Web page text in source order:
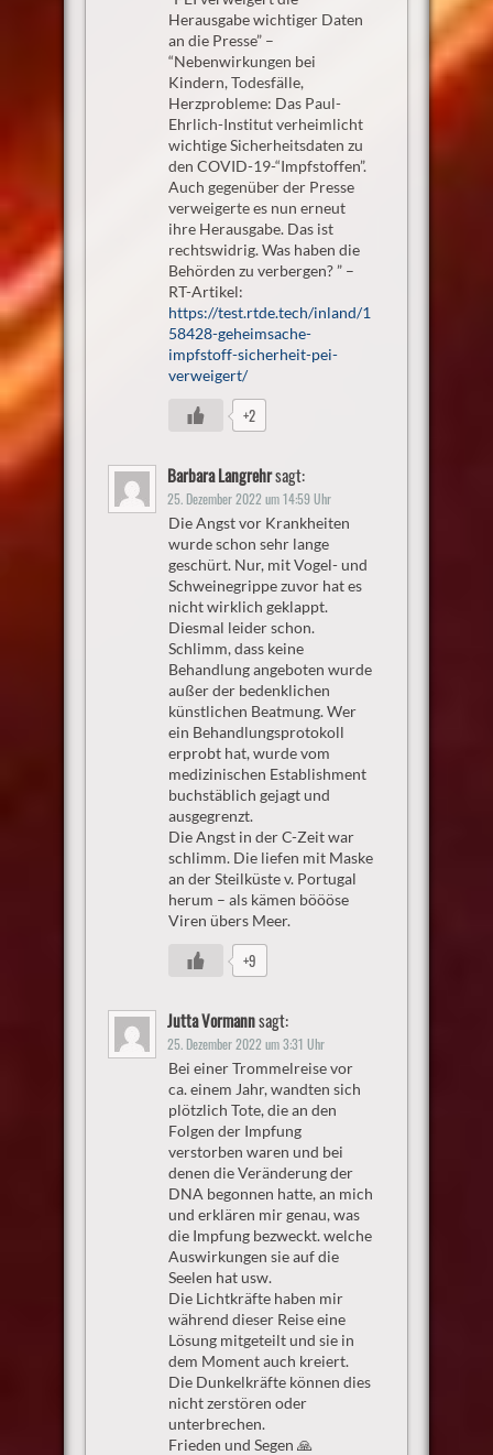
Herausgabe wichtiger Daten
an die Presse” –
“Nebenwirkungen bei
Kindern, Todesfälle,
Herzprobleme: Das Paul-
Ehrlich-Institut verheimlicht
wichtige Sicherheitsdaten zu
den COVID-19-“Impfstoffen”.
Auch gegenüber der Presse
verweigerte es nun erneut
ihre Herausgabe. Das ist
rechtswidrig. Was haben die
Behörden zu verbergen? ” –
RT-Artikel:
https://test.rtde.tech/inland/1
58428-geheimsache-
impfstoff-sicherheit-pei-
verweigert/
+2
Barbara Langrehrsagt:
25. Dezember 2022 um 14:59 Uhr
Die Angst vor Krankheiten
wurde schon sehr lange
geschürt. Nur, mit Vogel- und
Schweinegrippe zuvor hat es
nicht wirklich geklappt.
Diesmal leider schon.
Schlimm, dass keine
Behandlung angeboten wurde
außer der bedenklichen
künstlichen Beatmung. Wer
ein Behandlungsprotokoll
erprobt hat, wurde vom
medizinischen Establishment
buchstäblich gejagt und
ausgegrenzt.
Die Angst in der C-Zeit war
schlimm. Die liefen mit Maske
an der Steilküste v. Portugal
herum – als kämen böööse
Viren übers Meer.
+9
Jutta Vormannsagt:
25. Dezember 2022 um 3:31 Uhr
Bei einer Trommelreise vor
ca. einem Jahr, wandten sich
plötzlich Tote, die an den
Folgen der Impfung
verstorben waren und bei
denen die Veränderung der
DNA begonnen hatte, an mich
und erklären mir genau, was
die Impfung bezweckt. welche
Auswirkungen sie auf die
Seelen hat usw.
Die Lichtkräfte haben mir
während dieser Reise eine
Lösung mitgeteilt und sie in
dem Moment auch kreiert.
Die Dunkelkräfte können dies
nicht zerstören oder
unterbrechen.
Frieden und Segen 🙏